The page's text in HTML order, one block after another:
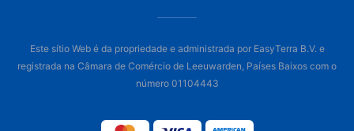
Este sítio Web é da propriedade e administrada por EasyTerra B.V. e
registrada na Câmara de Comércio de Leeuwarden, Países Baixos com o
número 01104443